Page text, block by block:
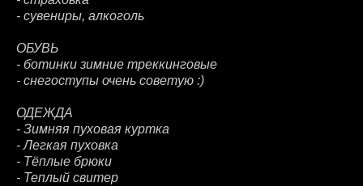
- сувениры, алкоголь
ОБУВЬ
- ботинки зимние треккинговые
- снегоступы очень советую :)
ОДЕЖДА
- Зимняя пуховая куртка
- Легкая пуховка
- Тёплые брюки
- Теплый свитер